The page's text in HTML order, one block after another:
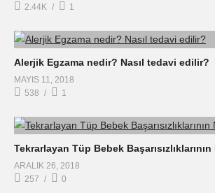
2.44K
1
Alerjik Egzama nedir? Nasıl tedavi edilir?
MAYIS 11, 2018
538
1
Tekrarlayan Tüp Bebek
ARALIK 26, 2018
257
0